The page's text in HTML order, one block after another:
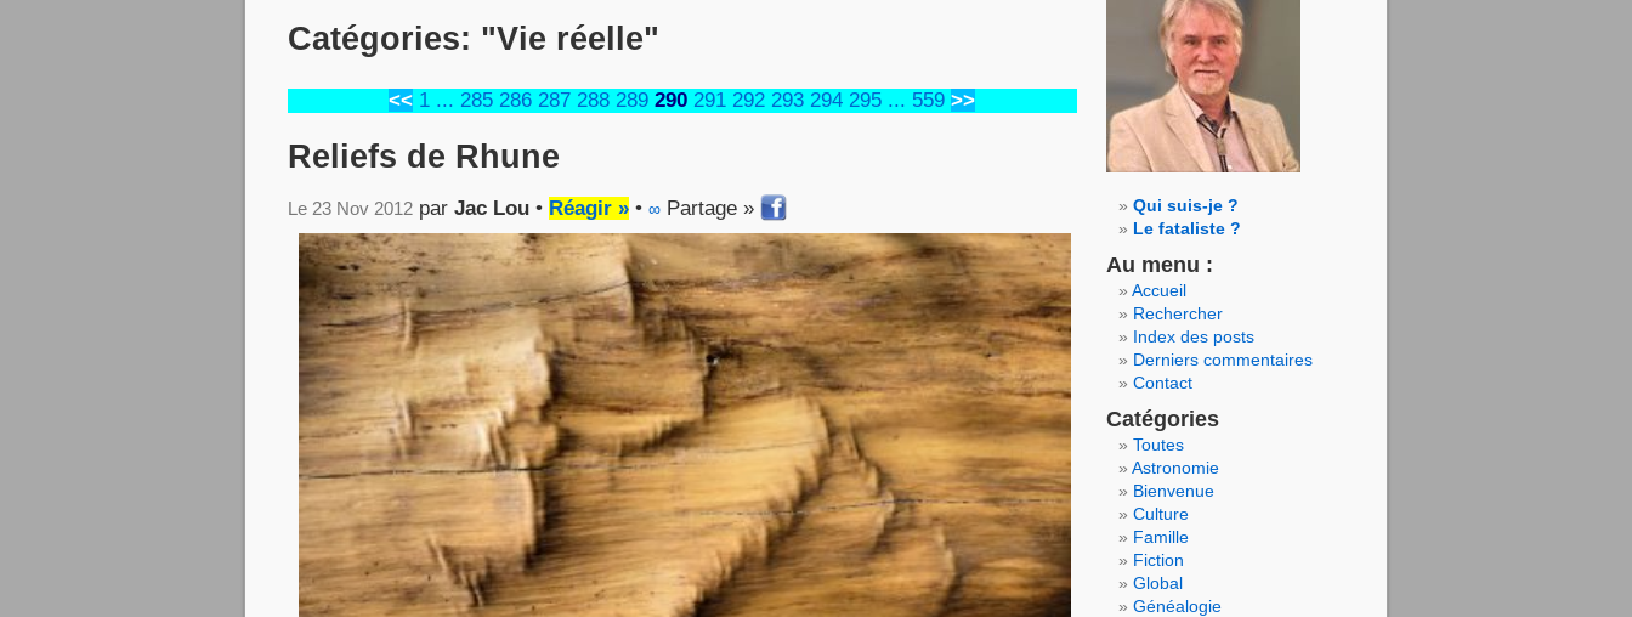
Catégories: "Vie réelle"
<< 1 ... 285 286 287 288 289 290 291 292 293 294 295 ... 559 >>
Reliefs de Rhune
Le 23 Nov 2012 par Jac Lou • Réagir » • ∞ Partage »
Qui suis-je ?
Le fataliste ?
Au menu :
Accueil
Rechercher
Index des posts
Derniers commentaires
Contact
Catégories
Toutes
Astronomie
Bienvenue
Culture
Famille
Fiction
Global
Généalogie